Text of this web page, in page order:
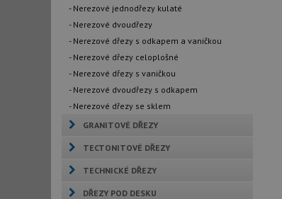
- Nerezové jednodřezy kulaté
- Nerezové dvoudřezy
- Nerezové dřezy s odkapem a vaničkou
- Nerezové dřezy celoplošné
- Nerezové dřezy s vaničkou
- Nerezové dvoudřezy s odkapem
- Nerezové dřezy se sklem
GRANITOVÉ DŘEZY
TECTONITOVÉ DŘEZY
TECHNICKÉ DŘEZY
DŘEZY POD DESKU